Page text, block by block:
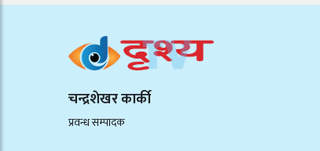
चन्द्रशेखर कार्की
प्रवन्ध सम्पादक